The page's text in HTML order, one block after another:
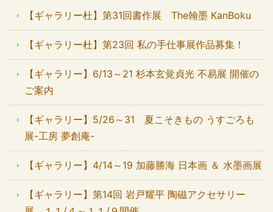
【ギャラリー杜】第31回書作展 The翰墨 KanBoku
【ギャラリー杜】第23回 私の手仕事展作品募集！
【ギャラリー】6/13～21 杉本玄覚貞光 不易展 開催の
ご案内
【ギャラリー】5/26～31 夏こそきもの うすごろも
展-工房 夢創庵-
【ギャラリー】4/14～19 加藤勝海 日本画 ＆ 水墨画展
【ギャラリー】第14回 岩戸耀平 陶磁アクセサリー